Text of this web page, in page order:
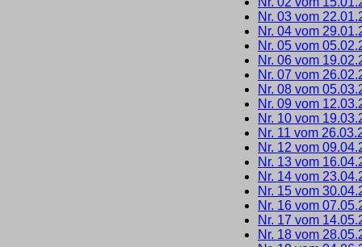
Nr. 03 vom
Nr. 04 vom
Nr. 05 vom
Nr. 06 vom
Nr. 07 vom
Nr. 08 vom
Nr. 09 vom
Nr. 10 vom
Nr. 11 vom
Nr. 12 vom
Nr. 13 vom
Nr. 14 vom
Nr. 15 vom
Nr. 16 vom
Nr. 17 vom
Nr. 18 vom